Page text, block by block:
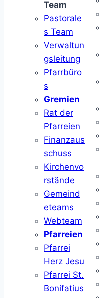
Team
Pastorale
s Team
Verwaltun
gsleitung
Pfarrbüro
s
Gremien
Rat der
Pfarreien
Finanzaus
schuss
Kirchenvo
rstände
Gemeind
eteams
Webteam
Pfarreien
Pfarrei
Herz Jesu
Pfarrei St.
Bonifatius